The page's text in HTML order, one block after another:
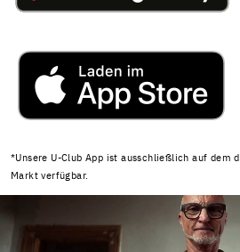
*Unsere U-Club App ist ausschließlich auf dem
Markt verfügbar.